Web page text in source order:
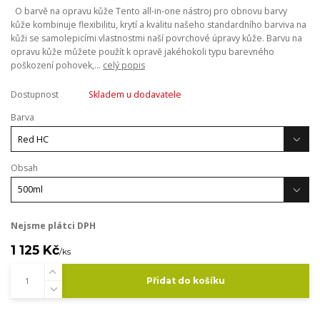
O barvě na opravu kůže Tento all-in-one nástroj pro obnovu barvy
kůže kombinuje flexibilitu, krytí a kvalitu našeho standardního barviva na
kůži se samolepicími vlastnostmi naší povrchové úpravy kůže. Barvu na
opravu kůže můžete použít k opravě jakéhokoli typu barevného
poškození pohovek,... celý popis
Dostupnost
Skladem u dodavatele
Barva
Obsah
Nejsme plátci DPH
1 125 Kč/ks
Přidat do košíku